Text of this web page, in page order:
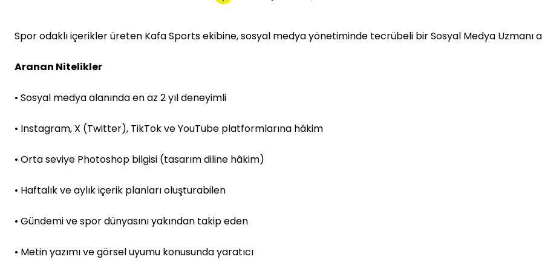
Spor odaklı içerikler üreten Kafa Sports ekibine, sosyal medya yönetiminde tecrübeli bir Sosyal Medya Uzmanı
Aranan Nitelikler
• Sosyal medya alanında en az 2 yıl deneyimli
• Instagram, X (Twitter), TikTok ve YouTube platformlarına hâkim
• Orta seviye Photoshop bilgisi (tasarım diline hâkim)
• Haftalık ve aylık içerik planları oluşturabilen
• Gündemi ve spor dünyasını yakından takip eden
• Metin yazımı ve görsel uyumu konusunda yaratıcı